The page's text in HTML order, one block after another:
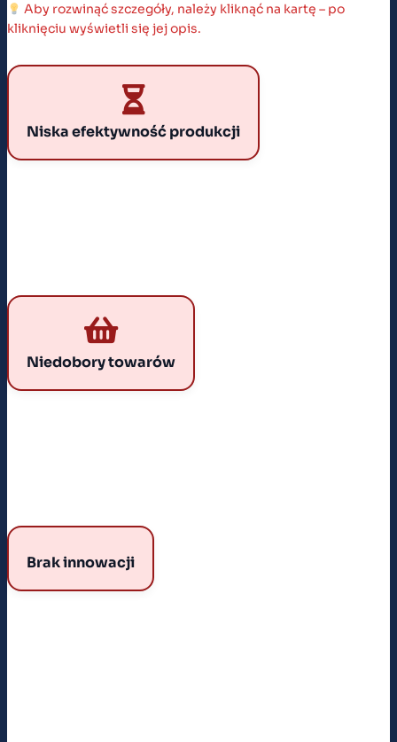
Aby rozwinąć szczegóły, należy kliknąć na kartę – po
kliknięciu wyświetli się jej opis.
Niska efektywność produkcji
Realizowano plan ilościowy, a nie rynkowy.
Produkowano to, co nakazano, nie to, czego ludzie
potrzebowali, przez co marnowano zasoby.
Niedobory towarów
Brak cen i konkurencji prowadził do kolejek, kartek i
reglamentacji. System nie potrafił zaspokoić
podstawowych potrzeb konsumpcyjnych.
Brak innowacji
Bez presji zysku i konkurencji przedsiębiorstwa nie
wdrażały nowych technologii. Z czasem system zaczął